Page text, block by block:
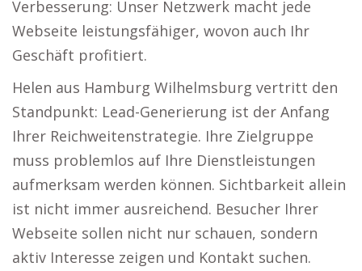
Verbesserung: Unser Netzwerk macht jede
Webseite leistungsfähiger, wovon auch Ihr
Geschäft profitiert.
Helen aus Hamburg Wilhelmsburg vertritt den
Standpunkt: Lead-Generierung ist der Anfang
Ihrer Reichweitenstrategie. Ihre Zielgruppe
muss problemlos auf Ihre Dienstleistungen
aufmerksam werden können. Sichtbarkeit allein
ist nicht immer ausreichend. Besucher Ihrer
Webseite sollen nicht nur schauen, sondern
aktiv Interesse zeigen und Kontakt suchen.